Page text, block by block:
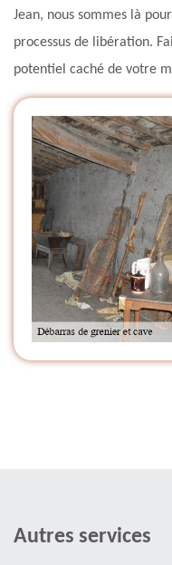
Jean, nous sommes là
processus de libération.
potentiel caché de votre
Autres services